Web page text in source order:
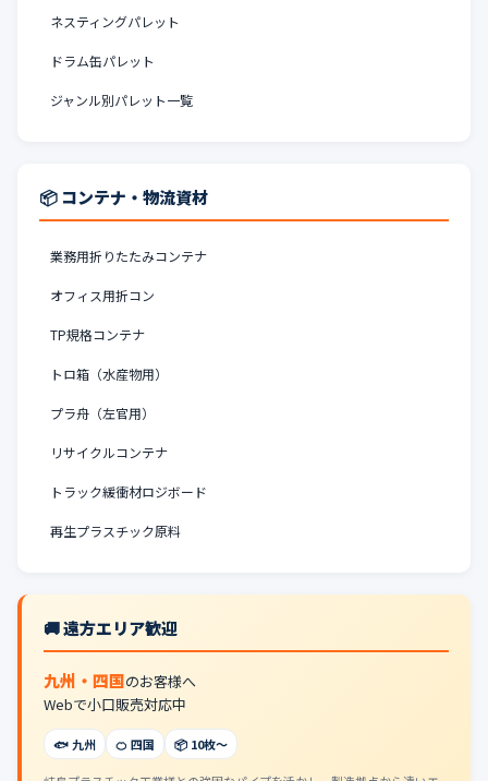
ネスティングパレット
ドラム缶パレット
ジャンル別パレット一覧
📦 コンテナ・物流資材
業務用折りたたみコンテナ
オフィス用折コン
TP規格コンテナ
トロ箱（水産物用）
プラ舟（左官用）
リサイクルコンテナ
トラック緩衝材ロジボード
再生プラスチック原料
🚚 遠方エリア歓迎
九州・四国のお客様へ
Webで小口販売対応中
🐟 九州 🍊 四国 📦 10枚〜